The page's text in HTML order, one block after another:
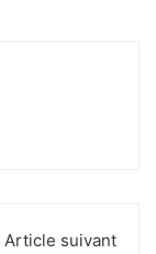
Article suivant